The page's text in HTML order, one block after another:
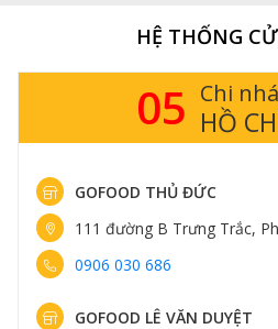
HỆ THỐNG
05 Chi
HỒ
GOFOOD THỦ ĐỨC
111 đường B Trưng Trắc,
0906 030 686
GOFOOD LÊ VĂN DUYỆT